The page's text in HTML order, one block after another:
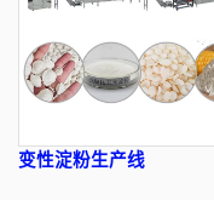
变性淀粉生产线